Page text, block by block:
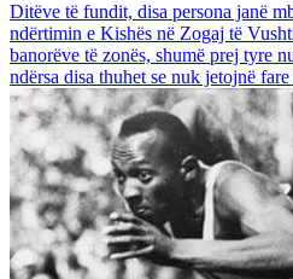
Ditëve të fundit, disa persona janë
ndërtimin e Kishës në Zogaj të
banorëve të zonës, shumë prej tyre
ndërsa disa thuhet se nuk jetojnë